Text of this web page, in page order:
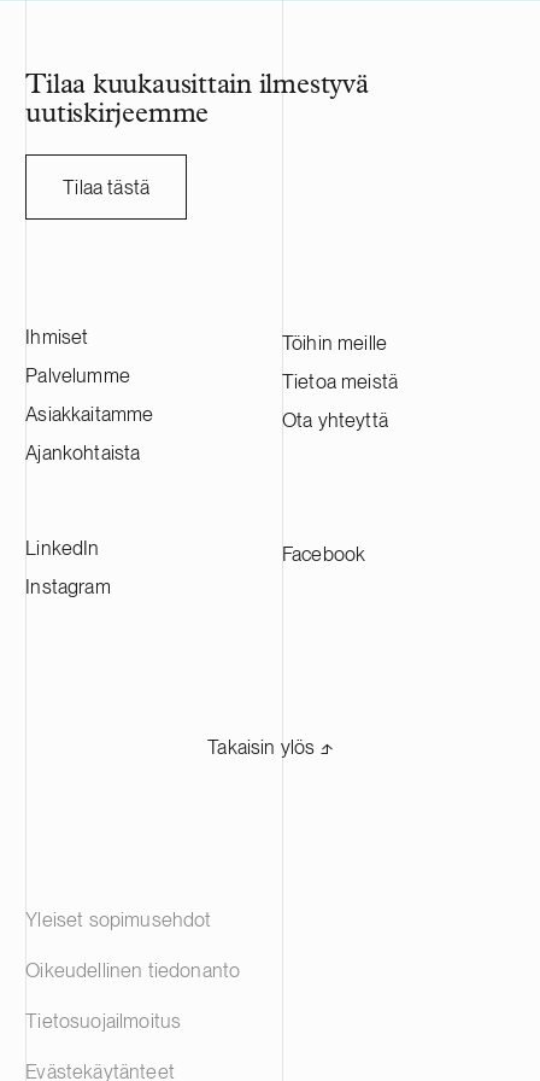
Tilaa kuukausittain ilmestyvä
uutiskirjeemme
Tilaa tästä
Ihmiset
Palvelumme
Asiakkaitamme
Ajankohtaista
Töihin meille
Tietoa meistä
Ota yhteyttä
LinkedIn
Instagram
Facebook
Takaisin ylös ⬏
Yleiset sopimusehdot
Oikeudellinen tiedonanto
Tietosuojailmoitus
Evästekäytänteet